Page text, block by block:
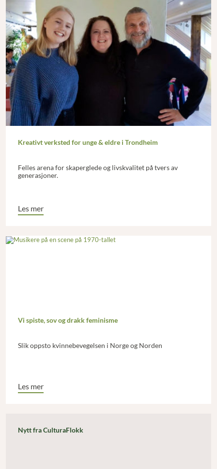
Kreativt verksted for unge & eldre i Trondheim
Felles arena for skaperglede og livskvalitet på tvers av
generasjoner.
Les mer
Vi spiste, sov og drakk feminisme
Slik oppsto kvinnebevegelsen i Norge og Norden
Les mer
Nytt fra CulturaFlokk